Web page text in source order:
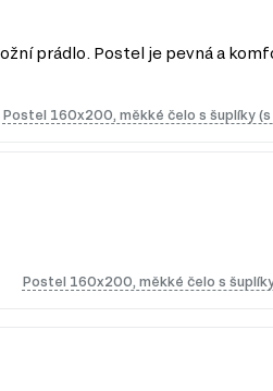
návštěvníka. Tento filtr
design. Moderní nábytek se
prádlo. Postel je pevná a
Postel 160x200, měkké čelo s šuplíky
Postel 160x200, měkké čelo s